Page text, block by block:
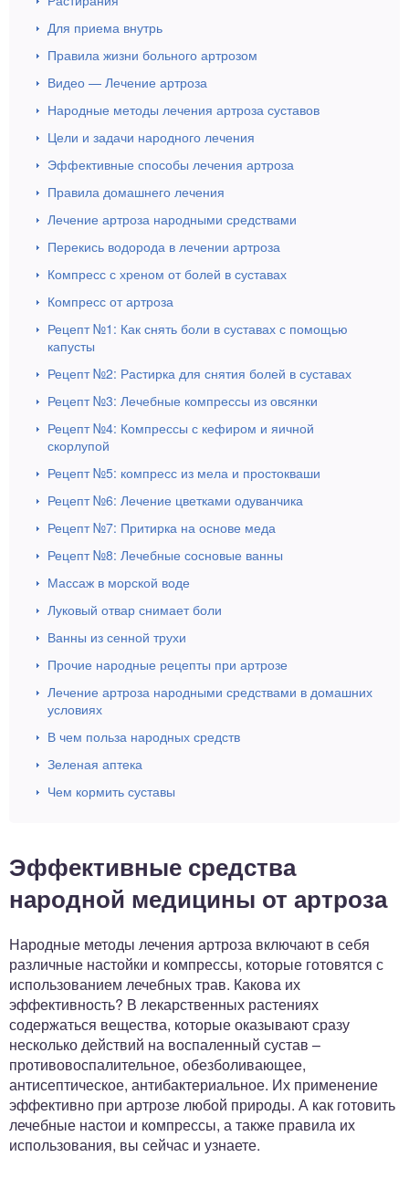
Для приема внутрь
Правила жизни больного артрозом
Видео — Лечение артроза
Народные методы лечения артроза суставов
Цели и задачи народного лечения
Эффективные способы лечения артроза
Правила домашнего лечения
Лечение артроза народными средствами
Перекись водорода в лечении артроза
Компресс с хреном от болей в суставах
Компресс от артроза
Рецепт №1: Как снять боли в суставах с помощью
капусты
Рецепт №2: Растирка для снятия болей в суставах
Рецепт №3: Лечебные компрессы из овсянки
Рецепт №4: Компрессы с кефиром и яичной
скорлупой
Рецепт №5: компресс из мела и простокваши
Рецепт №6: Лечение цветками одуванчика
Рецепт №7: Притирка на основе меда
Рецепт №8: Лечебные сосновые ванны
Массаж в морской воде
Луковый отвар снимает боли
Ванны из сенной трухи
Прочие народные рецепты при артрозе
Лечение артроза народными средствами в домашних
условиях
В чем польза народных средств
Зеленая аптека
Чем кормить суставы
Эффективные средства
народной медицины от артроза
Народные методы лечения артроза включают в себя
различные настойки и компрессы, которые готовятся с
использованием лечебных трав. Какова их
эффективность? В лекарственных растениях
содержаться вещества, которые оказывают сразу
несколько действий на воспаленный сустав –
противовоспалительное, обезболивающее,
антисептическое, антибактериальное. Их применение
эффективно при артрозе любой природы. А как готовить
лечебные настои и компрессы, а также правила их
использования, вы сейчас и узнаете.